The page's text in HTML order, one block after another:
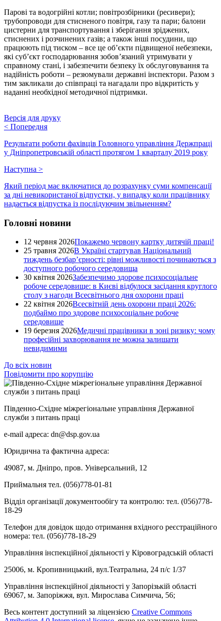
Парові та водогрійні котли; повітрозбірники (ресивери);
трубопроводи для стисненого повітря, газу та пари; балони
цистерни для транспортування і зберігання зріджених,
стиснених і розчинених газів; а також інші посудини, що
працюють під тиском – все це об’єкти підвищеної небезпеки,
які суб’єкт господарювання зобов’язаний утримувати у
справному стані, і забезпечити безпеку їх обслуговування та
надійність роботи – резюмували державні інспектори. Разом з
тим закликали до співпраці та нагадали про відкритість у
наданні необхідної методичної підтримки.
Версія для друку
< Попередня
Результати роботи фахівців Головного управління Держпраці
у Дніпропетровській області протягом 1 кварталу 2019 року
Наступна >
Який період має включатися до розрахунку суми компенсації
за дні невикористаної відпустки, у випадку коли працівнику
надається відпустка із послідуючим звільненням?
Головні новини
12 червня 2026Покажемо червону картку дитячій праці!
25 травня 2026В Україні стартував Національний
тиждень безбар’єрності: рівні можливості починаються з
доступного робочого середовища
30 квітня 2026Забезпечимо здорове психосоціальне
робоче середовище: в Києві відбулося засідання круглого
столу з нагоди Всесвітнього дня охорони праці
22 квітня 2026Всесвітній день охорони праці 2026:
подбаймо про здорове психосоціальне робоче
середовище
19 березня 2026Медичні працівники в зоні ризику: чому
професійні захворювання не можна залишати
невидимими
До всіх новин
Повідомити про корупцію
Південно-Східне міжрегіональне управління Державної
служби з питань праці
e-mail адреса: dn@dsp.gov.ua
Юридична та фактична адреса:
49087, м. Дніпро, пров. Універсальний, 12
Приймальня тел. (056)778-01-81
Відділ організації документообігу та контролю: тел. (056)778-
18-29
Телефон для довідок щодо отримання вхідного реєстраційного
номера: тел. (056)778-18-29
Управління інспекційної діяльності у Кіровоградській області
25006, м. Кропивницький, вул.Театральна, 24 п/с 1/37
Управління інспекційної діяльності у Запорізькій області
69067, м. Запоріжжя, вул. Мирослава Симчича, 56;
Весь контент доступний за ліцензією Creative Commons